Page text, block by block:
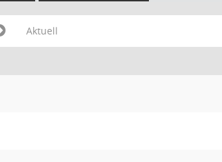
Aktuell